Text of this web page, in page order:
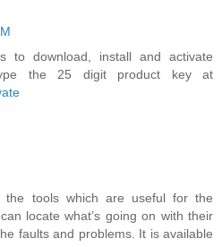
to download, install and activate
the 25 digit product key at
the tools which are useful for the
locate what’s going on with their
faults and problems. It is available